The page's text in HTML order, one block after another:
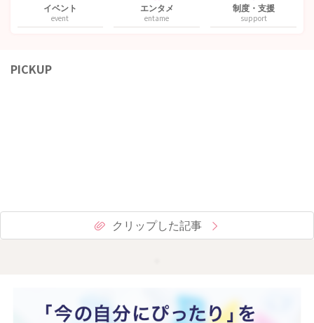
イベント
event
エンタメ
entame
制度・支援
support
PICKUP
クリップした記事